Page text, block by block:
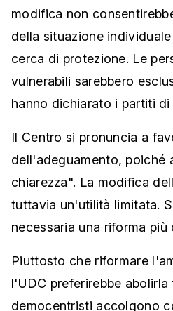
modifica non
della situazione
cerca di protezione. Le
vulnerabili sarebbero
hanno dichiarato i partiti di
Il Centro si pronuncia a
dell'adeguamento, poiché
chiarezza". La modifica
tuttavia un'utilità limitata.
necessaria una riforma più
Piuttosto che riformare
l'UDC preferirebbe
democentristi accolgono